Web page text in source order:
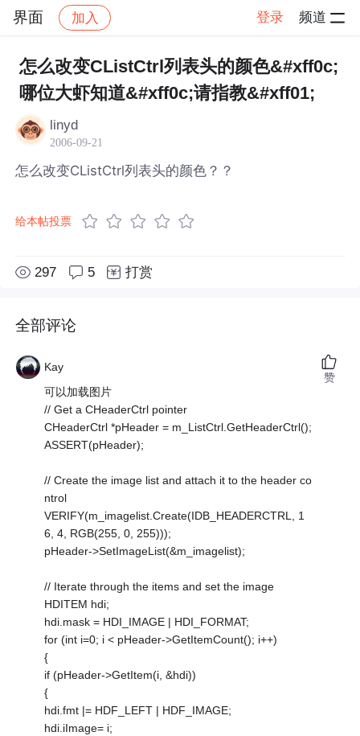
界面 加入 登录 频道
社区 界面 帖子详情
怎么改变CListCtrl列表头的颜色&#xff0c;
哪位大虾知道&#xff0c;请指教&#xff01;
linyd
2006-09-21
怎么改变CListCtrl列表头的颜色？？
给本帖投票
297 5 打赏
全部评论
Kay
可以加载图片
// Get a CHeaderCtrl pointer
CHeaderCtrl *pHeader = m_ListCtrl.GetHeaderCtrl();
ASSERT(pHeader);
// Create the image list and attach it to the header co
ntrol
VERIFY(m_imagelist.Create(IDB_HEADERCTRL, 1
6, 4, RGB(255, 0, 255)));
pHeader->SetImageList(&m_imagelist);
// Iterate through the items and set the image
HDITEM hdi;
hdi.mask = HDI_IMAGE | HDI_FORMAT;
for (int i=0; i < pHeader->GetItemCount(); i++)
{
if (pHeader->GetItem(i, &hdi))
{
hdi.fmt |= HDF_LEFT | HDF_IMAGE;
hdi.iImage= i;
赞